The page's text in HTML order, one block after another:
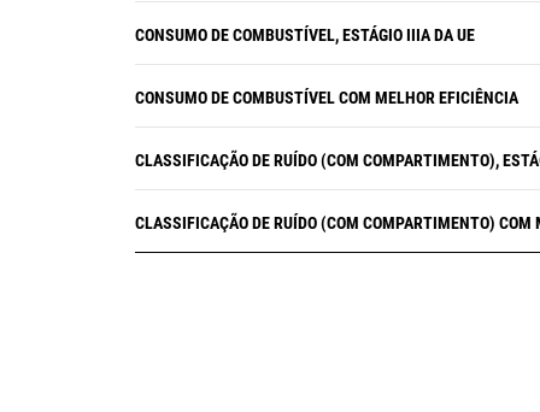
CONSUMO DE COMBUSTÍVEL, ESTÁGIO IIIA DA UE
CONSUMO DE COMBUSTÍVEL COM MELHOR EFICIÊNCIA
CLASSIFICAÇÃO DE RUÍDO (COM COMPARTIMENTO),
CLASSIFICAÇÃO DE RUÍDO (COM COMPARTIMENTO)